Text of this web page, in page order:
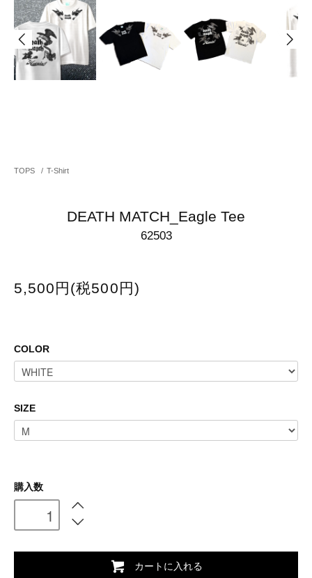
TOPS / T-Shirt
DEATH MATCH_Eagle Tee
62503
5,500円(税500円)
COLOR
SIZE
購入数
カートに入れる